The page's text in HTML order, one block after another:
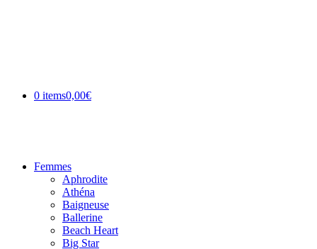
0 items0,00€
Femmes
Aphrodite
Athéna
Baigneuse
Ballerine
Beach Heart
Big Star